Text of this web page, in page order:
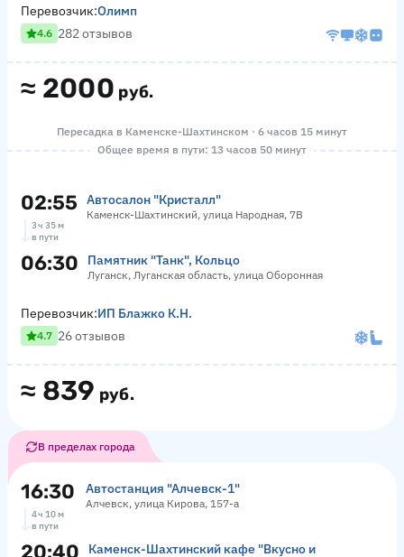
≈ 2000 руб.
Перевозчик:Олимп
4.6 282 отзывов
Пересадка в Каменске-Шахтинском · 6 часов 15 минут
Общее время в пути: 13 часов 50 минут
02:55 Автосалон "Кристалл"
Каменск-Шахтинский, улица Народная, 7В
3 ч 35 м
в пути
06:30 Памятник "Танк", Кольцо
Луганск, Луганская область, улица Оборонная
≈ 839 руб.
Перевозчик:ИП Блажко К.Н.
4.7 26 отзывов
В пределах города
16:30 Автостанция "Алчевск-1"
Алчевск, улица Кирова, 157-а
4 ч 10 м
в пути
20:40 Каменск-Шахтинский кафе "Вкусно и